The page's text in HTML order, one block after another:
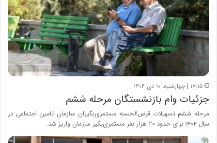
۱۷:۱۵ | چهارشنبه، ۱۰ دی ۱۴۰۴
جزئیات وام بازنشستگان مرحله ششم
مرحله ششم تسهیلات قرض‌الحسنه مستمری‌بگیران سازمان تامین اجتماعی در
سال ۱۴۰۴ برای حدود ۲۰ هزار نفر مستمری‌بگیر سازمان واریز شد.